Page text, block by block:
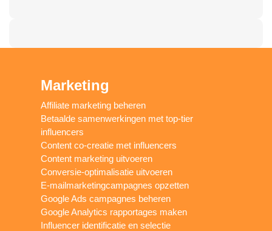
Marketing
Affiliate marketing beheren
Betaalde samenwerkingen met top-tier
influencers
Content co-creatie met influencers
Content marketing uitvoeren
Conversie-optimalisatie uitvoeren
E-mailmarketingcampagnes opzetten
Google Ads campagnes beheren
Google Analytics rapportages maken
Influencer identificatie en selectie